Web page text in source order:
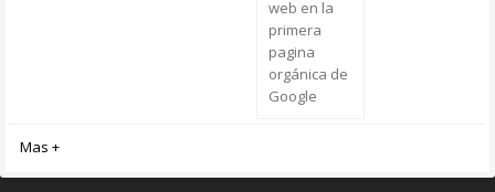
web en la
primera
pagina
orgánica de
Google
Mas +